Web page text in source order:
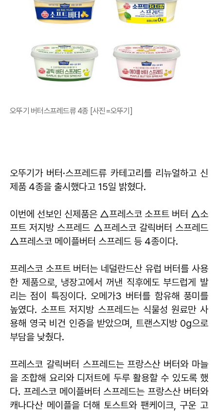
오뚜기 버터스프레드류 4종 [사진=오뚜기]
오뚜기가 버터·스프레드류 카테고리를 리뉴얼하고 신
제품 4종을 출시했다고 15일 밝혔다.
이번에 선보인 신제품은 △프레스코 소프트 버터 △소
프트 저지방 스프레드 △프레스코 갈릭버터 스프레드
△프레스코 메이플버터 스프레드 등 4종이다.
프레스코 소프트 버터는 네덜란드산 유럽 버터를 사용
한 제품으로, 냉장고에서 꺼낸 직후에도 부드럽게 발
리는 점이 특징이다. 오메가3 버터를 함유해 풍미를
높였다. 소프트 저지방 스프레드는 식물성 원료만 사
용해 영국 비건 인증을 받았으며, 트랜스지방 0g으로
부담을 낮췄다.
프레스코 갈릭버터 스프레드는 프랑스산 버터와 마늘
을 조합해 요리와 디저트에 두루 활용할 수 있도록 했
다. 프레스코 메이플버터 스프레드는 프랑스산 버터와
캐나다산 메이플을 더해 토스트와 팬케이크, 구운 고